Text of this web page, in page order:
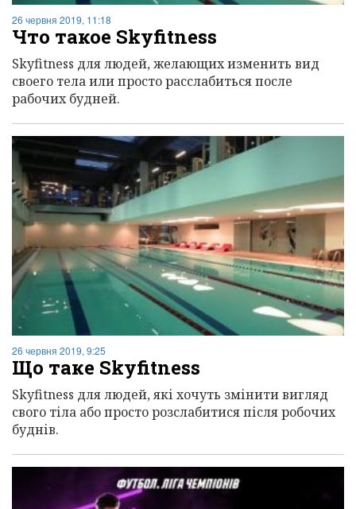
26 червня 2019, 11:18
Что такое Skyfitness
Skyfitness для людей, желающих изменить вид
своего тела или просто расслабиться после
рабочих будней.
26 червня 2019, 9:25
Що таке Skyfitness
Skyfitness для людей, які хочуть змінити вигляд
свого тіла або просто розслабитися після робочих
буднів.